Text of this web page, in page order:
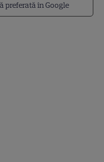
preferată în Google